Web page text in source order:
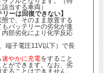
は保証対象外となります。
いただく場合がございます。
象外となります。
ちらより折り返し御連絡させていた
当する車両）
ーは回復できない】
で、そのまま放置する
もバッテリーの劣化が進
部劣化により化学反応
端子電圧11V以下）で長
速やかに充電をすること
ができます。なお、劣
ることはできません。